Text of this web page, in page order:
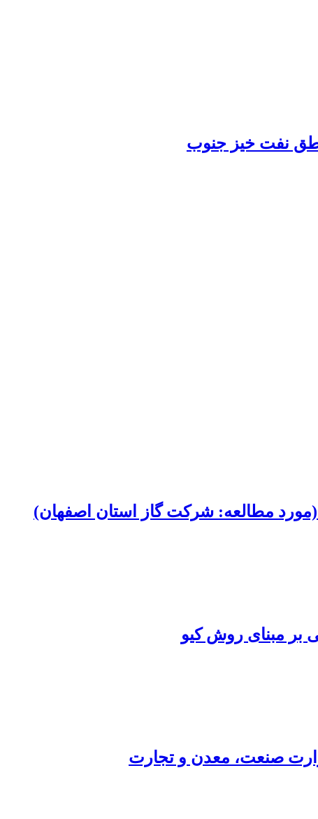
نفت خیز جنوب
مطالعه: شرکت گاز استان اصفهان)
بر مبنای روش کیو
صنعت، معدن و تجارت